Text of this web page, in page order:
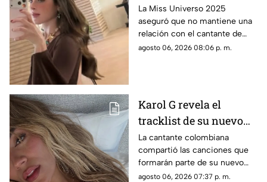
tener un romance con
Natanael Cano
La Miss Universo 2025
aseguró que no mantiene una
relación con el cantante de
corridos tumbados.
agosto 06, 2026 08:06 p. m.
Karol G revela el
tracklist de su nuevo
álbum antes de su
lanzamiento; esta es la
lista completa
La cantante colombiana
compartió las canciones que
formarán parte de su nuevo
material de estudio,
agosto 06, 2026 07:37 p. m.